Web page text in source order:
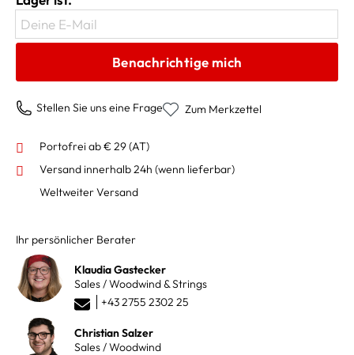
Deine E-Mail
Benachrichtige mich
Stellen Sie uns eine Frage Zum Merkzettel
Portofrei ab € 29 (AT)
Versand innerhalb 24h (wenn lieferbar)
Weltweiter Versand
Ihr persönlicher Berater
Klaudia Gastecker
Sales / Woodwind & Strings
+43 2755 2302 25
Christian Salzer
Sales / Woodwind